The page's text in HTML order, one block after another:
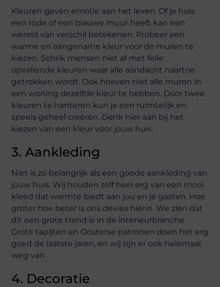
Kleuren geven emotie aan het leven. Of je huis
een rode of een blauwe muur heeft kan een
wereld van verschil betekenen. Probeer een
warme en aangename kleur voor de muren te
kiezen. Schrik mensen niet af met felle
opvallende kleuren waar alle aandacht naartoe
getrokken wordt. Ook hoeven niet alle muren in
een woning dezelfde kleur te hebben. Door twee
kleuren te hanteren kun je een ruimtelijk en
speels geheel creëren. Denk hier aan bij het
kiezen van een kleur voor jouw huis.
3. Aankleding
Niet is zo belangrijk als een goede aankleding van
jouw huis. Wij houden zelf heel erg van een mooi
kleed dat warmte biedt aan jou en je gasten. Hoe
groter hoe beter is ons devies hierin. We zien dat
dit een grote trend is in de interieurbranche.
Grote tapijten en Oosterse patronen doen het erg
goed de laatste jaren, en wij zijn er ook helemaal
weg van.
4. Decoratie